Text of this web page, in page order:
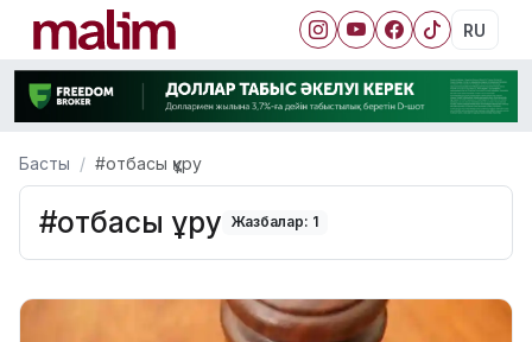
RU
Басты #отбасы құру
#отбасы құру Жазбалар: 1